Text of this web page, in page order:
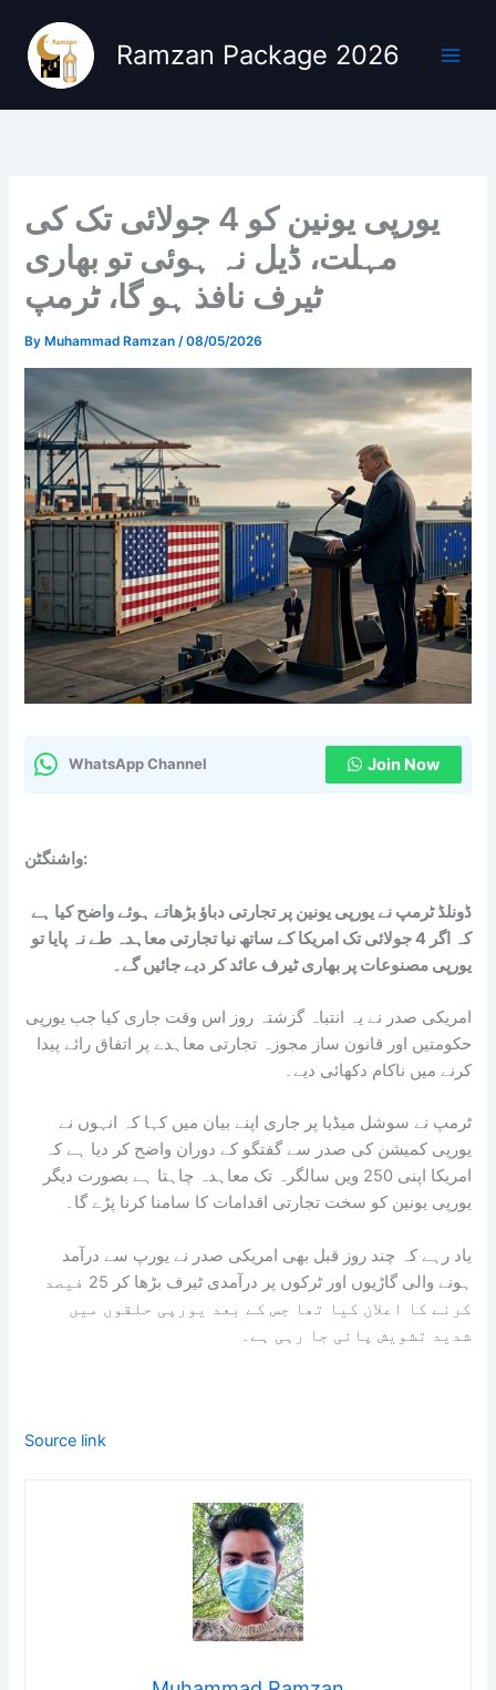
content
Ramzan Package 2026
یورپی یونین کو 4 جولائی تک کی
مہلت، ڈیل نہ ہوئی تو بھاری
ٹیرف نافذ ہو گا، ٹرمپ
By Muhammad Ramzan/08/05/2026
WhatsApp Channel Join Now
واشنگٹن:
ڈونلڈ ٹرمپ نے یورپی یونین پر تجارتی دباؤ بڑھاتے ہوئے واضح کیا ہے
کہ اگر 4 جولائی تک امریکا کے ساتھ نیا تجارتی معاہدہ طے نہ پایا تو
یورپی مصنوعات پر بھاری ٹیرف عائد کر دیے جائیں گے۔
امریکی صدر نے یہ انتباہ گزشتہ روز اس وقت جاری کیا جب یورپی
حکومتیں اور قانون ساز مجوزہ تجارتی معاہدے پر اتفاق رائے پیدا
کرنے میں ناکام دکھائی دیے۔
ٹرمپ نے سوشل میڈیا پر جاری اپنے بیان میں کہا کہ انہوں نے
یورپی کمیشن کی صدر سے گفتگو کے دوران واضح کر دیا ہے کہ
امریکا اپنی 250 ویں سالگرہ تک معاہدہ چاہتا ہے بصورت دیگر
یورپی یونین کو سخت تجارتی اقدامات کا سامنا کرنا پڑے گا۔
یاد رہے کہ چند روز قبل بھی امریکی صدر نے یورپ سے درآمد
ہونے والی گاڑیوں اور ٹرکوں پر درآمدی ٹیرف بڑھا کر 25 فیصد
کرنے کا اعلان کیا تھا جس کے بعد یورپی حلقوں میں
شدید تشویش پائی جا رہی ہے۔
Source link